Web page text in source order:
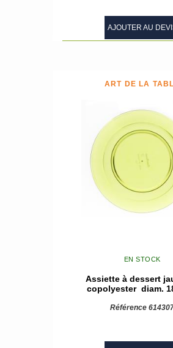
AJOUTER AU
ART DE LA
EN STOCK
Assiette à dessert
copolyester diam.
Référence